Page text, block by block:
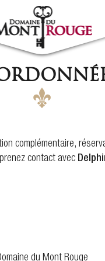
complémentaire,
contact avec
du Mont Rouge